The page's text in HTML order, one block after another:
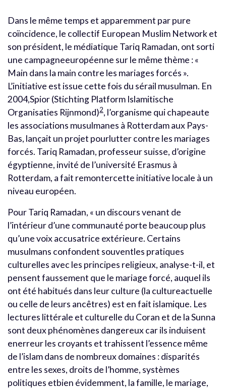
Dans le même temps et apparemment par pure
coïncidence, le collectif European Muslim Network et
son président, le médiatique Tariq Ramadan, ont sorti
une campagneeuropéenne sur le même thème : «
Main dans la main contre les mariages forcés ».
L’initiative est issue cette fois du sérail musulman. En
2004,Spior (Stichting Platform Islamitische
Organisaties Rijnmond)2, l’organisme qui chapeaute
les associations musulmanes à Rotterdam aux Pays-
Bas, lançait un projet pourlutter contre les mariages
forcés. Tariq Ramadan, professeur suisse, d’origine
égyptienne, invité de l’université Erasmus à
Rotterdam, a fait remontercette initiative locale à un
niveau européen.
Pour Tariq Ramadan, « un discours venant de
l’intérieur d’une communauté porte beaucoup plus
qu’une voix accusatrice extérieure. Certains
musulmans confondent souventles pratiques
culturelles avec les principes religieux, analyse-t-il, et
pensent faussement que le mariage forcé, auquel ils
ont été habitués dans leur culture (la cultureactuelle
ou celle de leurs ancêtres) est en fait islamique. Les
lectures littérale et culturelle du Coran et de la Sunna
sont deux phénomènes dangereux car ils induisent
enerreur les croyants et trahissent l’essence même
de l’islam dans de nombreux domaines : disparités
entre les sexes, droits de l’homme, systèmes
politiques etbien évidemment, la famille, le mariage,